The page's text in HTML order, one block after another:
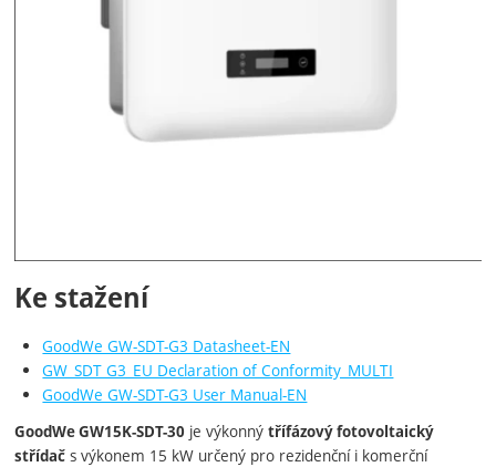
Ke stažení
GoodWe GW-SDT-G3 Datasheet-EN
GW_SDT G3_EU Declaration of Conformity_MULTI
GoodWe GW-SDT-G3 User Manual-EN
GoodWe GW15K-SDT-30 je výkonnýtřífázový fotovoltaický
střídač s výkonem 15 kW určený pro rezidenční i komerční